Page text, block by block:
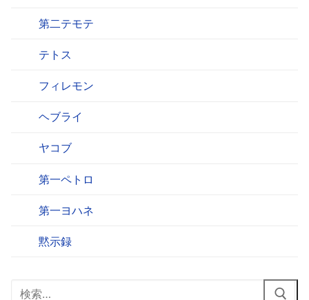
第二テモテ
テトス
フィレモン
ヘブライ
ヤコブ
第一ペトロ
第一ヨハネ
黙示録